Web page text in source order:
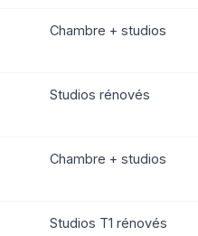
Chambre + studios
Studios rénovés
Chambre + studios
Studios T1 rénovés